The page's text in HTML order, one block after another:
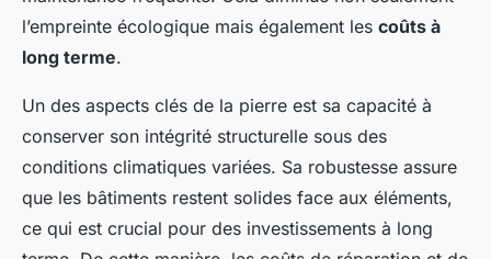
l’empreinte écologique mais également les coûts à
long terme.
Un des aspects clés de la pierre est sa capacité à
conserver son intégrité structurelle sous des
conditions climatiques variées. Sa robustesse assure
que les bâtiments restent solides face aux éléments,
ce qui est crucial pour des investissements à long